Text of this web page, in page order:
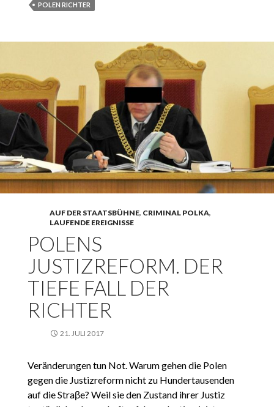
POLEN RICHTER
AUF DER STAATSBÜHNE, CRIMINAL POLKA,
LAUFENDE EREIGNISSE
POLENS
JUSTIZREFORM. DER
TIEFE FALL DER
RICHTER
21. JULI 2017
Veränderungen tun Not. Warum gehen die Polen
gegen die Justizreform nicht zu Hundertausenden
auf die Straβe? Weil sie den Zustand ihrer Justiz